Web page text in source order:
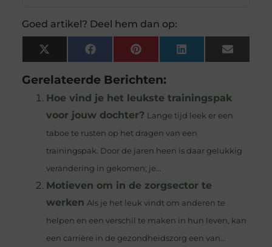
Goed artikel? Deel hem dan op:
X
(Twitter)
FacebookPinterest LinkedIn Email
Gerelateerde Berichten:
Hoe vind je het leukste trainingspak
voor jouw dochter? Lange tijd leek er een
taboe te rusten op het dragen van een
trainingspak. Door de jaren heen is daar gelukkig
verandering in gekomen; je...
Motieven om in de zorgsector te
werken Als je het leuk vindt om anderen te
helpen en een verschil te maken in hun leven, kan
een carrière in de gezondheidszorg een van...